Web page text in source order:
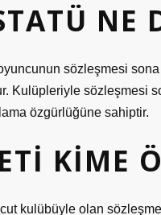
NE
sözleşmesi
Kulüpleriyle sözleşmesi
özgürlüğüne sahiptir.
KIME
kulübüyle olan